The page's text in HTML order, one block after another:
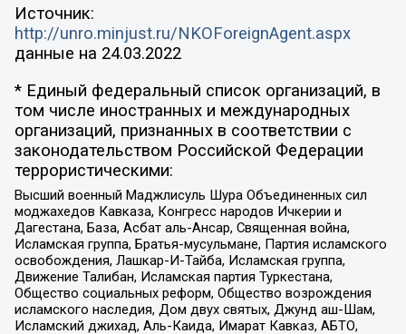
Источник:
http://unro.minjust.ru/NKOForeignAgent.aspx
данные на 24.03.2022
* Единый федеральный список организаций, в
том числе иностранных и международных
организаций, признанных в соответствии с
законодательством Российской Федерации
террористическими:
Высший военный Маджлисуль Шура Объединенных сил
моджахедов Кавказа, Конгресс народов Ичкерии и
Дагестана, База, Асбат аль-Ансар, Священная война,
Исламская группа, Братья-мусульмане, Партия исламского
освобождения, Лашкар-И-Тайба, Исламская группа,
Движение Талибан, Исламская партия Туркестана,
Общество социальных реформ, Общество возрождения
исламского наследия, Дом двух святых, Джунд аш-Шам,
Исламский джихад, Аль-Каида, Имарат Кавказ, АБТО,